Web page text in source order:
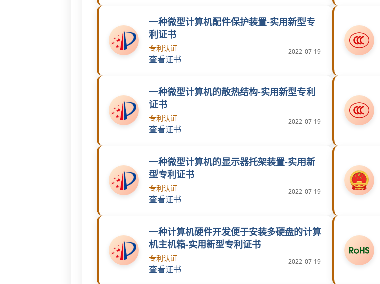
2022-07-19
一种微型计算机配件保护装置-实用新型专
利证书
专利认证
查看证书
2022-07-19
一种微型计算机的散热结构-实用新型专利
证书
专利认证
查看证书
2022-07-19
一种微型计算机的显示器托架装置-实用新
型专利证书
专利认证
查看证书
2022-07-19
一种计算机硬件开发便于安装多硬盘的计算
机主机箱-实用新型专利证书
专利认证
查看证书